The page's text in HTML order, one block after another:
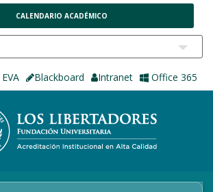
CALENDARIO ACADÉMICO
EVA Blackboard Intranet Office 365